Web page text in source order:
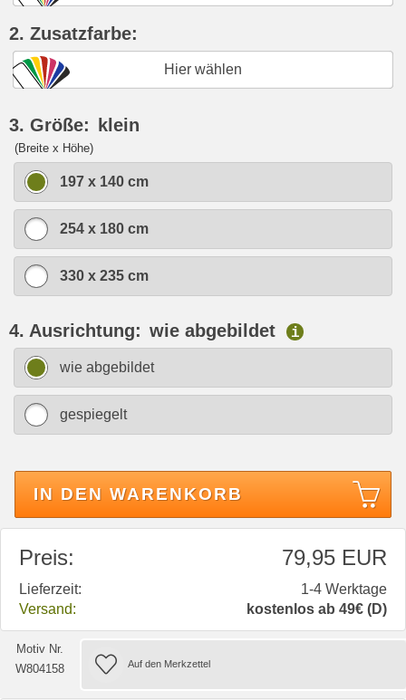
2. Zusatzfarbe:
Hier wählen
3. Größe: klein
(Breite x Höhe)
197 x 140 cm
254 x 180 cm
330 x 235 cm
4. Ausrichtung: wie abgebildet i
wie abgebildet
gespiegelt
IN DEN WARENKORB
Preis: 79,95 EUR
Lieferzeit:
1-4 Werktage
Versand:
kostenlos ab 49€ (D)
Motiv Nr.
W804158